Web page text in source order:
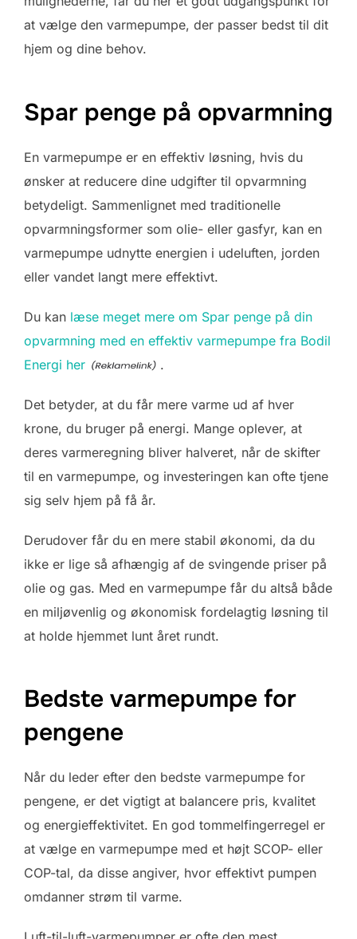
at vælge den varmepumpe, der passer bedst til dit
hjem og dine behov.
Spar penge på opvarmning
En varmepumpe er en effektiv løsning, hvis du
ønsker at reducere dine udgifter til opvarmning
betydeligt. Sammenlignet med traditionelle
opvarmningsformer som olie- eller gasfyr, kan en
varmepumpe udnytte energien i udeluften, jorden
eller vandet langt mere effektivt.
Du kan læse meget mere om Spar penge på din
opvarmning med en effektiv varmepumpe fra Bodil
Energi her
.
Det betyder, at du får mere varme ud af hver
krone, du bruger på energi. Mange oplever, at
deres varmeregning bliver halveret, når de skifter
til en varmepumpe, og investeringen kan ofte tjene
sig selv hjem på få år.
Derudover får du en mere stabil økonomi, da du
ikke er lige så afhængig af de svingende priser på
olie og gas. Med en varmepumpe får du altså både
en miljøvenlig og økonomisk fordelagtig løsning til
at holde hjemmet lunt året rundt.
Bedste varmepumpe for
pengene
Når du leder efter den bedste varmepumpe for
pengene, er det vigtigt at balancere pris, kvalitet
og energieffektivitet. En god tommelfingerregel er
at vælge en varmepumpe med et højt SCOP- eller
COP-tal, da disse angiver, hvor effektivt pumpen
omdanner strøm til varme.